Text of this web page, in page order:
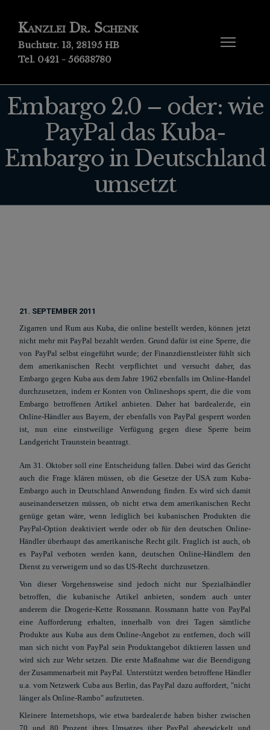
Kanzlei Dr. Schenk
Buchtstr. 13, 28195 HB
Tel. 0421 - 56638780
Embargo 2.0 – oder: wie
PayPal das Kuba-
Embargo in Deutschland
umsetzt
21. SEPTEMBER 2011
Zigarren und Rum aus Kuba, die online bestellt werden, können jetzt
nicht mehr mit PayPal bezahlt werden. Grund dafür ist eine Sperre, die
von PayPal selbst eingeführt wurde; der Finanzdienstleister fühlt sich
dem amerikanischen Recht verpflichtet und versucht daher, das
Embargo gegen Kuba aus dem Jahre 1962 ebenfalls im Online-Handel
durchzusetzen, indem er Konten von Onlineshops sperrt, die die vom
Embargo betroffenen Artikel anbieten. Daher hat bardealer.de, ein
Online-Händler aus Bayern, der ebenfalls von PayPal gesperrt worden
ist, nun eine einstweilige Verfügung gegen diese Sperre beim
Landgericht Traunstein beantragt.
Am 31. Oktober soll eine Entscheidung fallen. Dabei wird das Gericht
auch die Frage klären müssen, ob die Gesetze der USA zum Kuba-
Embargo auch in Deutschland Anwendung finden. Es wird sich damit
auseinandersetzen müssen, ob nicht etwa dem amerikanischen Recht
genüge getan wäre, wenn lediglich bei kubanischen Produkten die
PayPal-Option deaktiviert werde oder ob für den deutschen Online-
Händler überhaupt das amerikanische Recht gilt. Fraglich ist auch, ob
es PayPal verboten werden kann, deutschen Online-Händlern den
Dienst zu verweigern und so das US-Recht durchzusetzen.
Von dieser Vorgehensweise sind jedoch nicht nur Spezialhändler
betroffen, die kubanische Artikel anbieten, sondern auch unter
anderem die Drogerie-Kette Rossmann. Rossmann hatte von PayPal
eine Aufforderung erhalten, innerhalb von drei Tagen sämtliche
Produkte aus Kuba aus dem Online-Angebot zu entfernen, doch will
man sich nicht von PayPal sein Produktangebot diktieren lassen und
wird sich zur Wehr setzen. Die erste Maßnahme war die Beendigung
der Zusammenarbeit mit PayPal. Unterstützt werden betroffene Händler
u.a. vom Netzwerk Cuba aus Berlin, das PayPal dazu auffordert, "nicht
länger als Online-Rambo" aufzutreten.
Kleinere Internetshops, wie etwa bardealer.de haben bisher zwischen
70 und 80 Prozent ihres Umsatzes über PayPal abgewickelt und